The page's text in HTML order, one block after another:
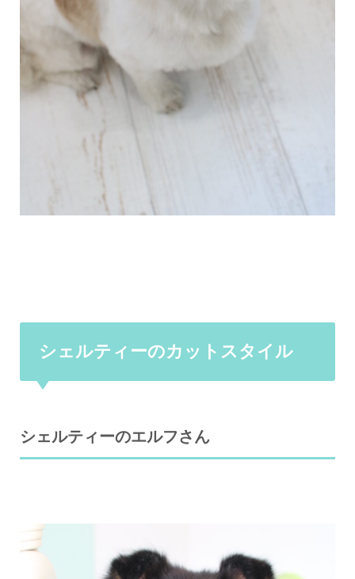
シェルティーのカットスタイル
シェルティーのエルフさん